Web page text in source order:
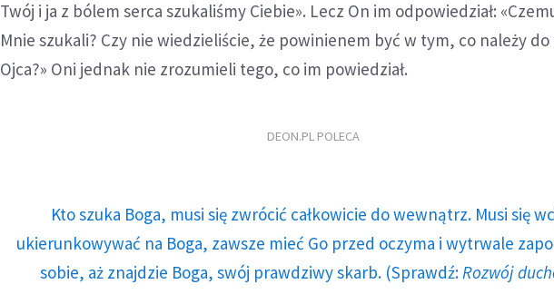
Twój i ja z bólem serca szukaliśmy Ciebie». Lecz On im odpowiedział:
Mnie szukali? Czy nie wiedzieliście, że powinienem być w tym, co należy
Ojca?» Oni jednak nie zrozumieli tego, co im powiedział.
DEON.PL POLECA
Kto szuka Boga, musi się zwrócić całkowicie do wewnątrz. Musi się
ukierunkowywać na Boga, zawsze mieć Go przed oczyma i wytrwale
sobie, aż znajdzie Boga, swój prawdziwy skarb. (Sprawdź: Rozwój